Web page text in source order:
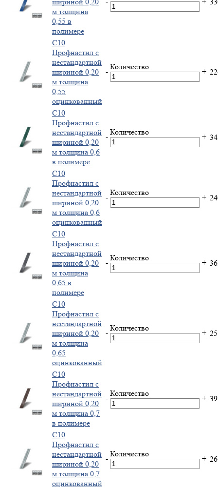
м толщина
0,55 в
полимере
С10
Профнастил с
нестандартной
шириной 0,20
м толщина
0,55
оцинкованный
-
Количество
+
С10
Профнастил с
нестандартной
шириной 0,20
м толщина 0,6
в полимере
-
Количество
+
С10
Профнастил с
нестандартной
шириной 0,20
м толщина 0,6
оцинкованный
-
Количество
+
С10
Профнастил с
нестандартной
шириной 0,20
м толщина
0,65 в
полимере
-
Количество
+
С10
Профнастил с
нестандартной
шириной 0,20
м толщина
0,65
оцинкованный
-
Количество
+
С10
Профнастил с
нестандартной
шириной 0,20
м толщина 0,7
в полимере
-
Количество
+
С10
Профнастил с
нестандартной
шириной 0,20
м толщина 0,7
оцинкованный
-
Количество
+